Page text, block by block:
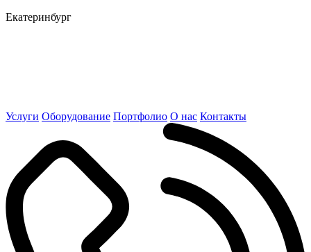
Екатеринбург
Услуги Оборудование Портфолио О нас Контакты